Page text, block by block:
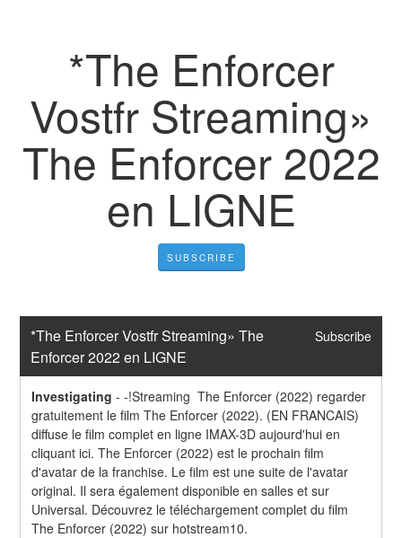
*The Enforcer
Vostfr Streaming»
The Enforcer 2022
en LIGNE
SUBSCRIBE
*The Enforcer Vostfr Streaming» The
Enforcer 2022 en LIGNE
Subscribe
Investigating --!Streaming  The Enforcer (2022) regarder
gratuitement le film The Enforcer (2022). (EN FRANCAIS)
diffuse le film complet en ligne IMAX-3D aujourd'hui en
cliquant ici. The Enforcer (2022) est le prochain film
d'avatar de la franchise. Le film est une suite de l'avatar
original. Il sera également disponible en salles et sur
Universal. Découvrez le téléchargement complet du film
The Enforcer (2022) sur hotstream10.